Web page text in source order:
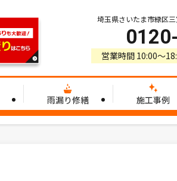
雨漏り修繕 施工事例
埼玉県さいたま市緑区
営業時間 10:00〜